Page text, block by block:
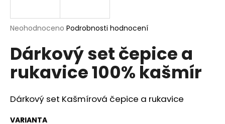
Průměrné
produktu
je
hvězdiček.
Neohodnoceno Podrobnosti hodnocení
Dárkový set čepice a
rukavice 100% kašmír
Dárkový set Kašmírová čepice a rukavice
VARIANTA
j
t
?